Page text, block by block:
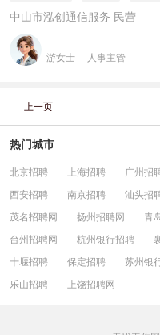
中山市泓创通信服务 民营
游女士 人事主管
上一页
热门城市
北京招聘 上海招聘 广州招
西安招聘
南京招聘 汕头招
茂名招聘网
扬州招聘网 青
台州招聘网
杭州银行招聘
十堰招聘
保定招聘 苏州银
乐山招聘
上饶招聘网